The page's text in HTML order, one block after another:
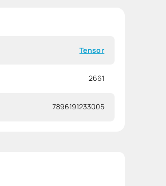
Tensor
2661
7896191233005